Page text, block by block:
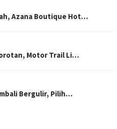
Azana Boutique Hot…
Motor Trail Li…
Bergulir, Pilih…